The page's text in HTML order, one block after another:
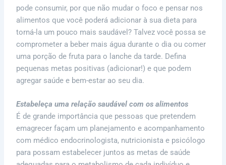
pode consumir, por que não mudar o foco e pensar nos
alimentos que você poderá adicionar à sua dieta para
torná-la um pouco mais saudável? Talvez você possa se
comprometer a beber mais água durante o dia ou comer
uma porção de fruta para o lanche da tarde. Defina
pequenas metas positivas (adicionar!) e que podem
agregar saúde e bem-estar ao seu dia.
Estabeleça uma relação saudável com os alimentos
É de grande importância que pessoas que pretendem
emagrecer façam um planejamento e acompanhamento
com médico endocrinologista, nutricionista e psicólogo
para possam estabelecer juntos as metas de saúde